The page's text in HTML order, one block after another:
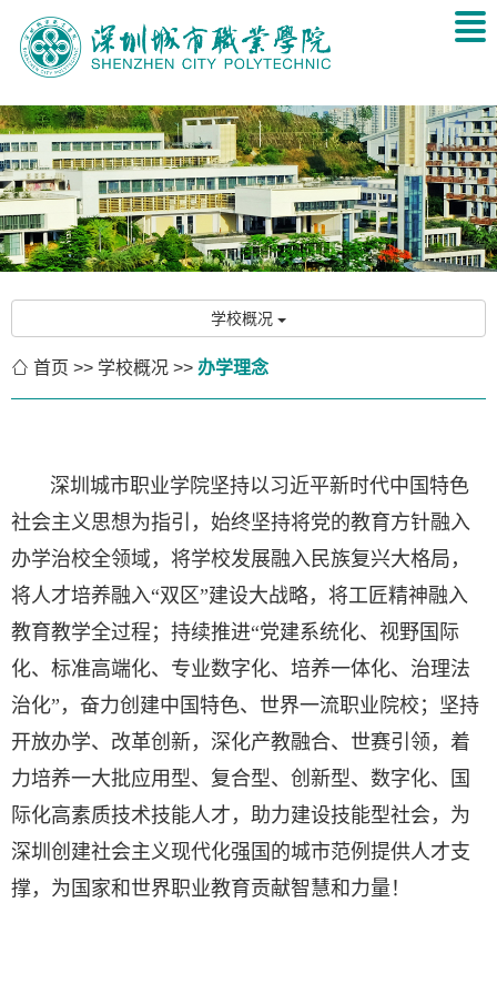
学校概况
 首页 >> 学校概况 >> 办学理念
深圳城市职业学院坚持以习近平新时代中国特色
社会主义思想为指引，始终坚持将党的教育方针融入
办学治校全领域，将学校发展融入民族复兴大格局，
将人才培养融入“双区”建设大战略，将工匠精神融入
教育教学全过程；持续推进“党建系统化、视野国际
化、标准高端化、专业数字化、培养一体化、治理法
治化”，奋力创建中国特色、世界一流职业院校；坚持
开放办学、改革创新，深化产教融合、世赛引领，着
力培养一大批应用型、复合型、创新型、数字化、国
际化高素质技术技能人才，助力建设技能型社会，为
深圳创建社会主义现代化强国的城市范例提供人才支
撑，为国家和世界职业教育贡献智慧和力量！